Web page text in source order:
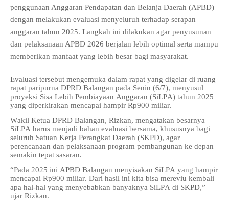
penggunaan Anggaran Pendapatan dan Belanja Daerah (APBD)
dengan melakukan evaluasi menyeluruh terhadap serapan
anggaran tahun 2025. Langkah ini dilakukan agar penyusunan
dan pelaksanaan APBD 2026 berjalan lebih optimal serta mampu
memberikan manfaat yang lebih besar bagi masyarakat.
Evaluasi tersebut mengemuka dalam rapat yang digelar di ruang
rapat paripurna DPRD Balangan pada Senin (6/7), menyusul
proyeksi Sisa Lebih Pembiayaan Anggaran (SiLPA) tahun 2025
yang diperkirakan mencapai hampir Rp900 miliar.
Wakil Ketua DPRD Balangan, Rizkan, mengatakan besarnya
SiLPA harus menjadi bahan evaluasi bersama, khususnya bagi
seluruh Satuan Kerja Perangkat Daerah (SKPD), agar
perencanaan dan pelaksanaan program pembangunan ke depan
semakin tepat sasaran.
“Pada 2025 ini APBD Balangan menyisakan SiLPA yang hampir
mencapai Rp900 miliar. Dari hasil ini kita bisa mereviu kembali
apa hal-hal yang menyebabkan banyaknya SiLPA di SKPD,”
ujar Rizkan.